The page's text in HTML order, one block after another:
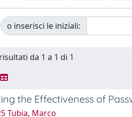
o inserisci le iniziali:
da 1 a 1 di 1
the Effectiveness of
Tubia, Marco